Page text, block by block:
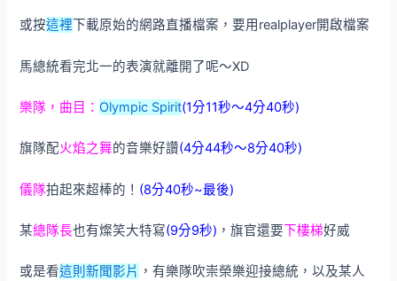
或按這裡 下載原始的網路直播檔案，要用realplayer開啟檔案
馬總統看完北一的表演就離開了呢～XD
樂隊，曲目： Olympic Spirit(1分11秒～4分40秒)
旗隊配火焰之舞的音樂好讚(4分44秒～8分40秒)
儀隊拍起來超棒的！ (8分40秒~最後)
某總隊長也有燦笑大特寫(9分9秒) ，旗官還要下樓梯好威
或是看這則新聞影片 ，有樂隊吹崇榮樂迎接總統，以及某人